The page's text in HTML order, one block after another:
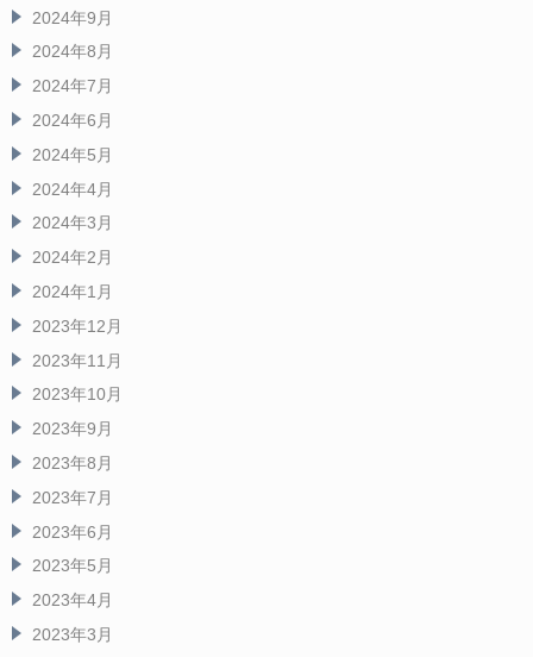
2024年9月
2024年8月
2024年7月
2024年6月
2024年5月
2024年4月
2024年3月
2024年2月
2024年1月
2023年12月
2023年11月
2023年10月
2023年9月
2023年8月
2023年7月
2023年6月
2023年5月
2023年4月
2023年3月